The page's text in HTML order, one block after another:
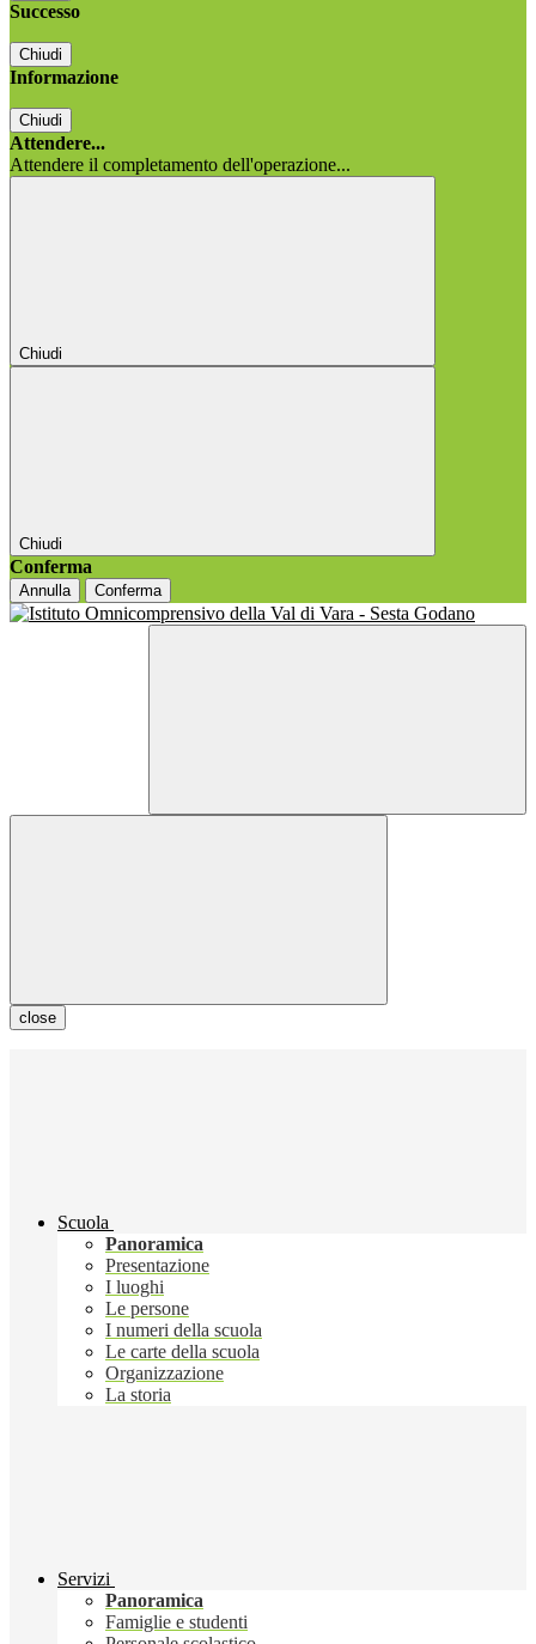
Successo
Chiudi
Informazione
Chiudi
Attendere...
Attendere il completamento dell'operazione...
Chiudi
Chiudi
Conferma
Annulla Conferma
close
Scuola
Panoramica
Presentazione
I luoghi
Le persone
I numeri della scuola
Le carte della scuola
Organizzazione
La storia
Servizi
Panoramica
Famiglie e studenti